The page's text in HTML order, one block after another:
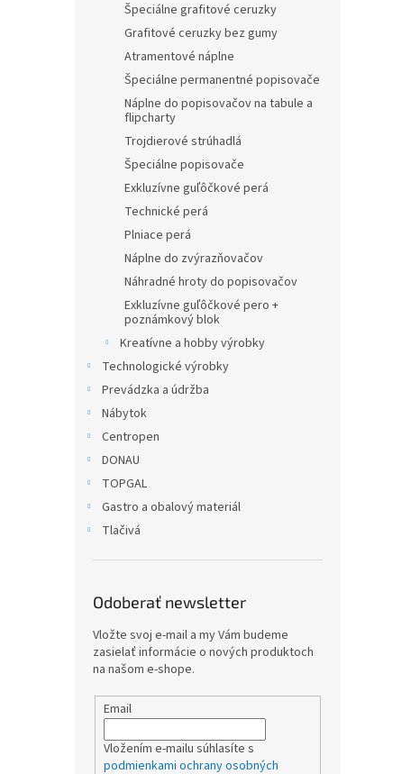
Špeciálne grafitové ceruzky
Grafitové ceruzky bez gumy
Atramentové náplne
Špeciálne permanentné popisovače
Náplne do popisovačov na tabule a
flipcharty
Trojdierové strúhadlá
Špeciálne popisovače
Exkluzívne guľôčkové perá
Technické perá
Plniace perá
Náplne do zvýrazňovačov
Náhradné hroty do popisovačov
Exkluzívne guľôčkové pero +
poznámkový blok
Kreatívne a hobby výrobky
Technologické výrobky
Prevádzka a údržba
Nábytok
Centropen
DONAU
TOPGAL
Gastro a obalový materiál
Tlačivá
Odoberať newsletter
Vložte svoj e-mail a my Vám budeme
zasielať informácie o nových produktoch
na našom e-shope.
Email
Vložením e-mailu súhlasíte s
podmienkami ochrany osobných